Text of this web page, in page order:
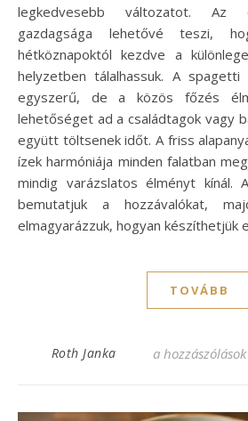
legkedvesebb változatot. Az
gazdagsága lehetővé teszi,
hétköznapoktól kezdve a
helyzetben tálalhassuk. A spagetti
egyszerű, de a közös főzés
lehetőséget ad a családtagok vagy
együtt töltsenek időt. A friss
ízek harmóniája minden falatban
mindig varázslatos élményt kínál.
bemutatjuk a hozzávalókat,
elmagyarázzuk, hogyan készíthetjük
TOVÁBB
Roth Janka Ínycsiklandó
a